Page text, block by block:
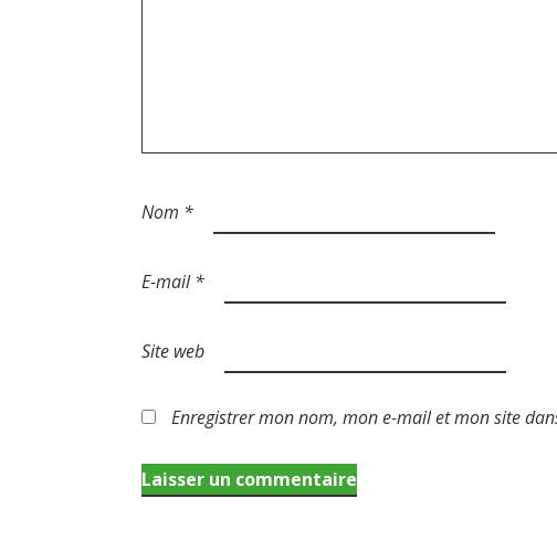
Nom *
E-mail*
Site web
Enregistrer mon nom, mon e-mail et mon site